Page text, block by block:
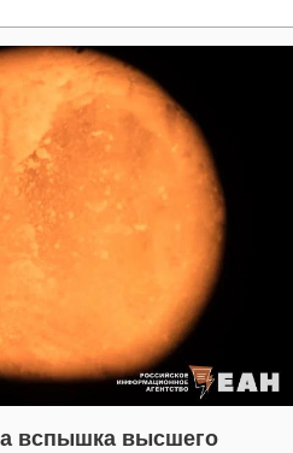
вспышка высшего